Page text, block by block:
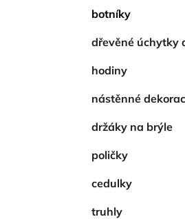
botníky
dřevěné úchytky
hodiny
nástěnné
držáky na brýle
poličky
cedulky
truhly